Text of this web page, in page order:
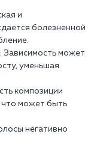
и
болезненной
Зависимость может
уменьшая
композиции
что может быть
негативно